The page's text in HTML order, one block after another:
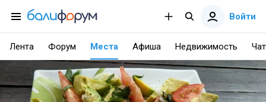
Войти
Лента Форум Места Афиша Недвижимость Чат